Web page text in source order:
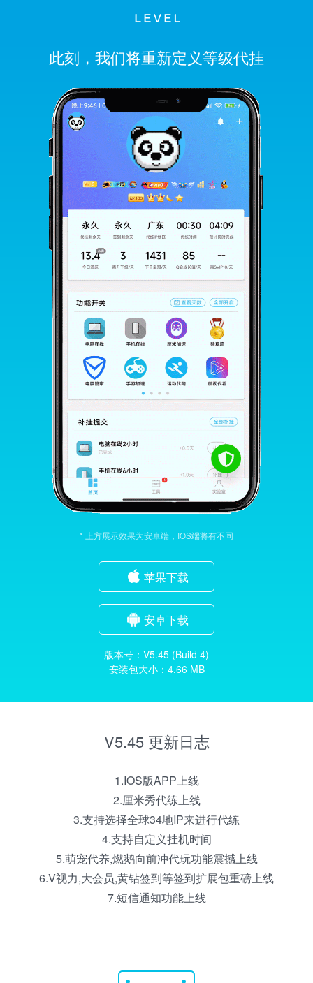
此刻，我们将重新定义等级代挂
* 上方展示效果为安卓端，IOS端将有不同
苹果下载
安卓下载
版本号：V5.45 (Build 4)
安装包大小：4.66 MB
V5.45 更新日志
1.IOS版APP上线
2.厘米秀代练上线
3.支持选择全球34地IP来进行代练
4.支持自定义挂机时间
5.萌宠代养,燃鹅向前冲代玩功能震撼上线
6.V视力,大会员,黄钻签到等签到扩展包重磅上线
7.短信通知功能上线